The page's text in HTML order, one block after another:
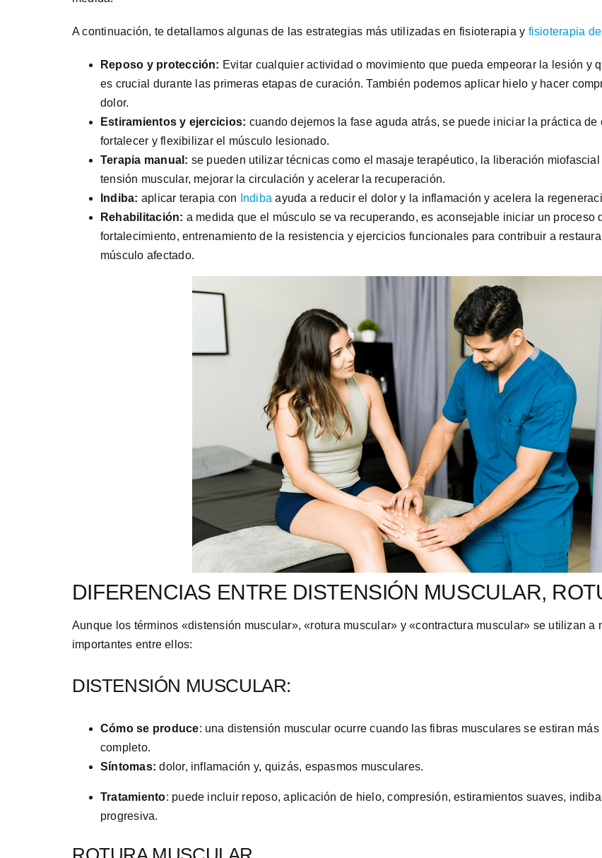
A continuación, te detallamos algunas de las estrategias más utilizadas en fisioterapia y fisioterapia
Reposo y protección: Evitar cualquier actividad o movimiento que pueda empeorar la lesión y
es crucial durante las primeras etapas de curación. También podemos aplicar hielo y hacer
dolor.
Estiramientos y ejercicios: cuando dejemos la fase aguda atrás, se puede iniciar la práctica
fortalecer y flexibilizar el músculo lesionado.
Terapia manual: se pueden utilizar técnicas como el masaje terapéutico, la liberación
tensión muscular, mejorar la circulación y acelerar la recuperación.
Indiba: aplicar terapia con Indiba ayuda a reducir el dolor y la inflamación y acelera la
Rehabilitación: a medida que el músculo se va recuperando, es aconsejable iniciar un
fortalecimiento, entrenamiento de la resistencia y ejercicios funcionales para contribuir a
músculo afectado.
DIFERENCIAS ENTRE DISTENSIÓN MUSCULAR,
Aunque los términos «distensión muscular», «rotura muscular» y «contractura muscular» se utilizan
importantes entre ellos:
DISTENSIÓN MUSCULAR:
Cómo se produce: una distensión muscular ocurre cuando las fibras musculares se estiran
completo.
Síntomas: dolor, inflamación y, quizás, espasmos musculares.
Tratamiento: puede incluir reposo, aplicación de hielo, compresión, estiramientos suaves,
progresiva.